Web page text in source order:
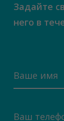
Задайте
него в